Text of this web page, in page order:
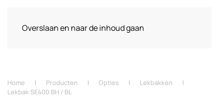
Overslaan en naar de inhoud gaan
Home Producten Opties
Lekbakken
Lekbak SE400 BH / BL